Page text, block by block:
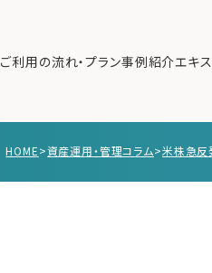
ご利用の流れ・プラン事例紹介エキ
HOME>資産運用・管理コラム>